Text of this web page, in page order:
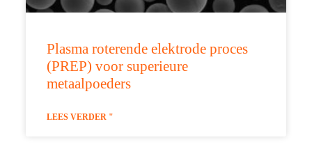
Plasma roterende elektrode proces
(PREP) voor superieure
metaalpoeders
LEES VERDER "